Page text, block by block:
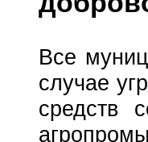
Все
случае
средств